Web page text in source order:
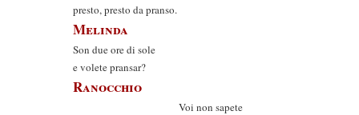
presto, presto da pranso.
Melinda
Son due ore di sole
e volete pransar?
Ranocchio
Voi non sapete